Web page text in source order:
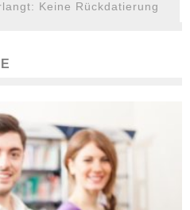
Keine Rückdatierung